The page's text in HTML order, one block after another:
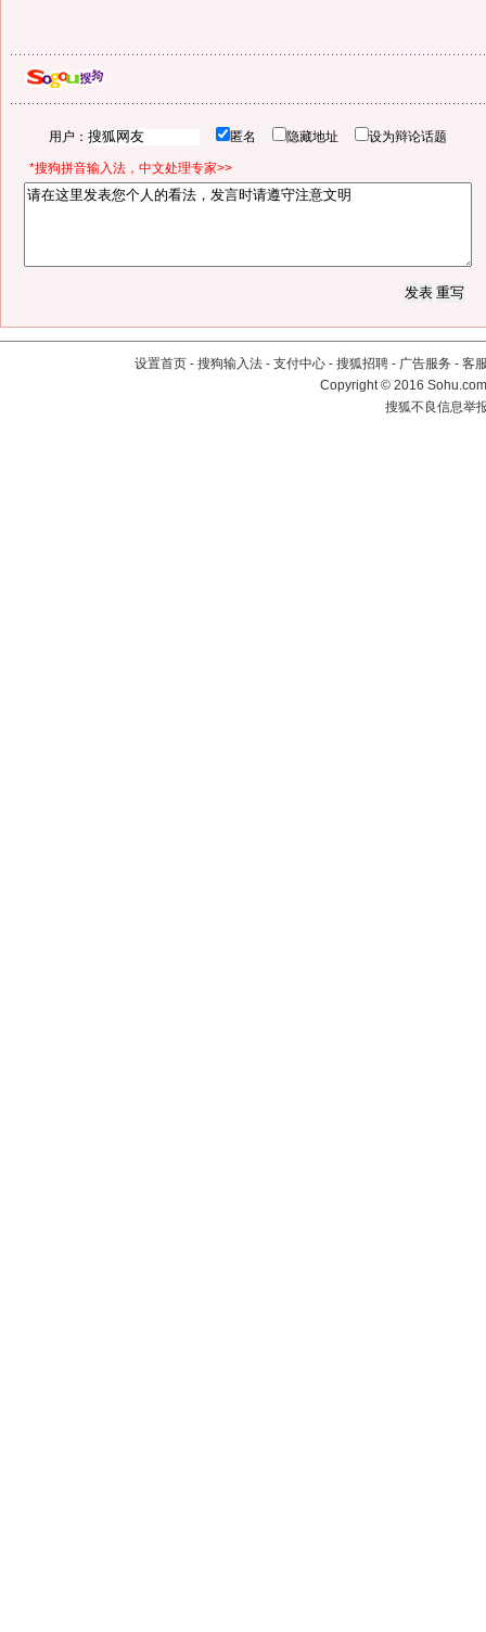
用户： 匿名 隐藏地址 设为辩论话题
*搜狗拼音输入法，中文处理专家>>
设置首页 - 搜狗输入法 - 支付中心 - 搜狐招聘 - 广告服务 - 客
Copyright©2016
搜狐不良信息举